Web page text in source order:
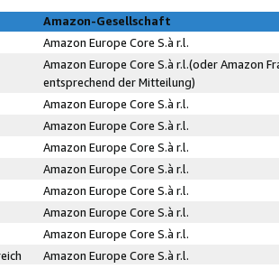
Amazon-Gesellschaft
Amazon Europe Core S.à r.l.
Amazon Europe Core S.à r.l.(oder Amazon
entsprechend der Mitteilung)
Amazon Europe Core S.à r.l.
Amazon Europe Core S.à r.l.
Amazon Europe Core S.à r.l.
Amazon Europe Core S.à r.l.
Amazon Europe Core S.à r.l.
Amazon Europe Core S.à r.l.
Amazon Europe Core S.à r.l.
Amazon Europe Core S.à r.l.